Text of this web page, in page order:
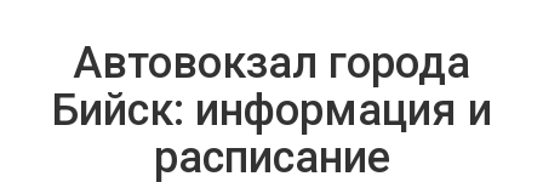
Автовокзал города
Бийск: информация и
расписание